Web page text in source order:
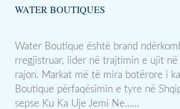
WATER BOUTIQUES
Water Boutique është brand
rregjistruar, lider në trajtimin e ujit në
rajon. Markat më të mira botërore i
Boutique përfaqësimin e tyre në
sepse Ku Ka Uje Jemi Ne……